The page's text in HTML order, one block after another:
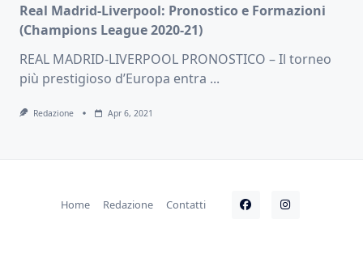
Real Madrid-Liverpool: Pronostico e Formazioni
(Champions League 2020-21)
REAL MADRID-LIVERPOOL PRONOSTICO – Il torneo
più prestigioso d’Europa entra ...
Redazione Apr 6, 2021
Home Redazione Contatti